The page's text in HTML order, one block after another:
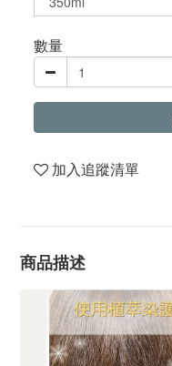
數量
加入追蹤清單
商品描述